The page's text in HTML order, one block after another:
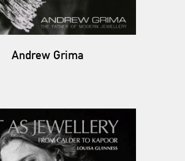
Andrew Grima